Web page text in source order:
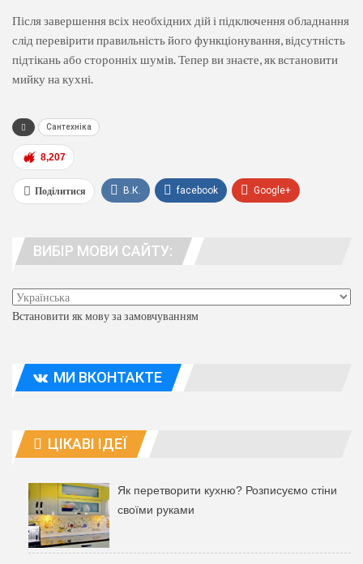
Після завершення всіх необхідних дій і підключення обладнання
слід перевірити правильність його функціонування, відсутність
підтікань або сторонніх шумів. Тепер ви знаєте, як встановити
мийку на кухні.
Сантехніка
8,207
Поділитися В.К. facebook Google+
люди. адреса
ВИБІР МОВИ САЙТУ:
Встановити як мову за замовчуванням
МИ ВКОНТАКТЕ
ЦІКАВІ ІДЕЇ
Як перетворити кухню? Розписуємо стіни
своїми руками